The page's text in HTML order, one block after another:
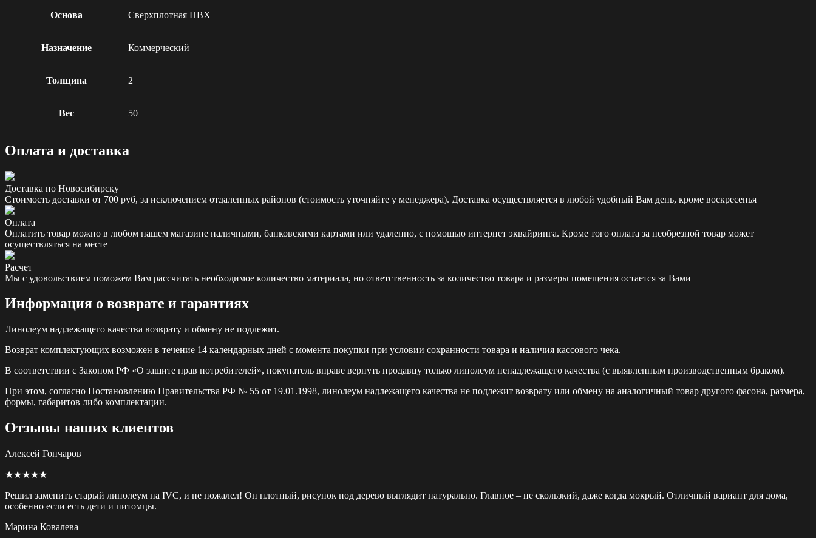
Основа Сверхплотная ПВХ
Назначение Коммерческий
Толщина 2
Вес 50
Оплата и доставка
Доставка по Новосибирску
Стоимость доставки от 700 руб, за исключением отдаленных районов (стоимость уточняйте у менеджера). Доставка осуществляется в любой удобный Вам день, кроме воскресенья
Оплата
Оплатить товар можно в любом нашем магазине наличными, банковскими картами или удаленно, с помощью интернет эквайринга. Кроме того оплата за необрезной товар может
осуществляться на месте
Расчет
Мы с удовольствием поможем Вам рассчитать необходимое количество материала, но ответственность за количество товара и размеры помещения остается за Вами
Информация о возврате и гарантиях
Линолеум надлежащего качества возврату и обмену не подлежит.
Возврат комплектующих возможен в течение 14 календарных дней с момента покупки при условии сохранности товара и наличия кассового чека.
В соответствии с Законом РФ «О защите прав потребителей», покупатель вправе вернуть продавцу только линолеум ненадлежащего качества (с выявленным производственным браком).
При этом, согласно Постановлению Правительства РФ № 55 от 19.01.1998, линолеум надлежащего качества не подлежит возврату или обмену на аналогичный товар другого фасона, размера,
формы, габаритов либо комплектации.
Отзывы наших клиентов
Алексей Гончаров
★★★★★
Решил заменить старый линолеум на IVC, и не пожалел! Он плотный, рисунок под дерево выглядит натурально. Главное – не скользкий, даже когда мокрый. Отличный вариант для дома,
особенно если есть дети и питомцы.
Марина Ковалева